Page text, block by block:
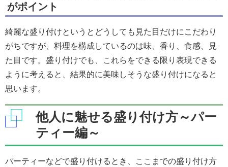
がポイント
綺麗な盛り付けというとどうしても見た目だけにこだわり
がちですが、料理を構成しているのは味、香り、食感、見
た目です。盛り付けでも、これらをできる限り表現できる
ように考えると、結果的に美味しそうな盛り付けになると
思います。
他人に魅せる盛り付け方～パー
ティー編～
パーティーなどで盛り付けるとき、ここまでの盛り付け方